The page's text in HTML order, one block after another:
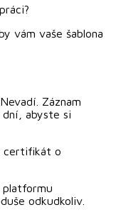
vám vaše šablona
Záznam
abyste si
certifikát o
platformu
odkudkoliv.